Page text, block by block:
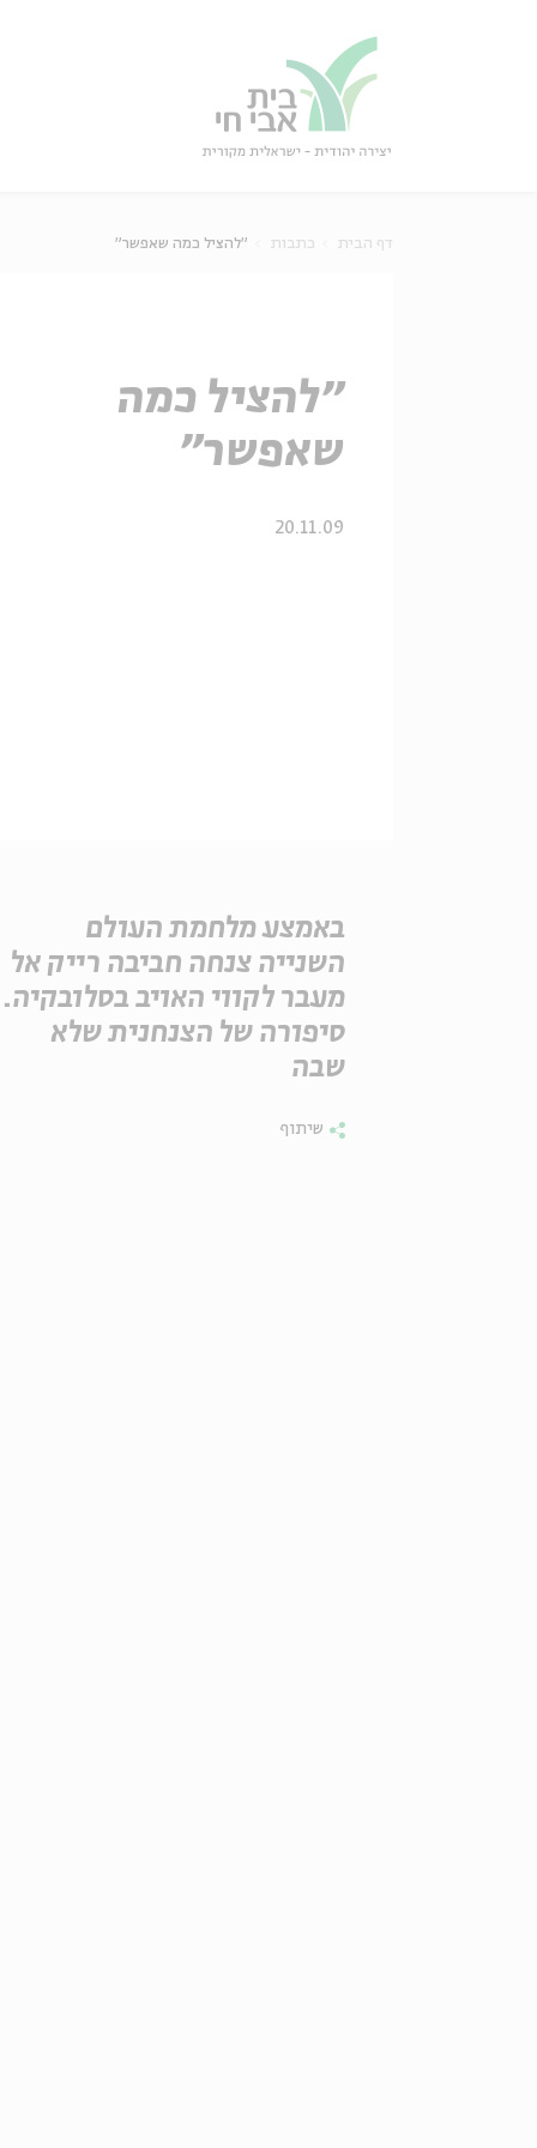
דף הבית כתבות "להציל כמה שאפשר"
"להציל כמה
שאפשר"
20.11.09
באמצע מלחמת העולם
השנייה צנחה חביבה רייק אל
מעבר לקווי האויב בסלובקיה.
סיפורה של הצנחנית שלא
שבה
שיתוף